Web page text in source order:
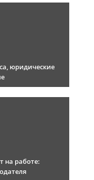
юридические
на работе: